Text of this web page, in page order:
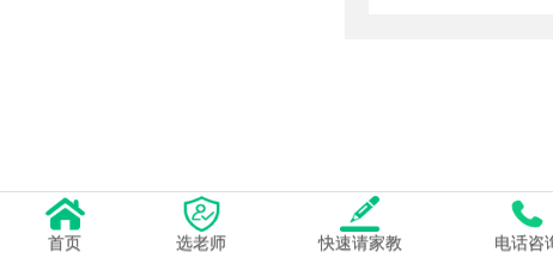
首页 选老师 快速请家教 电话咨